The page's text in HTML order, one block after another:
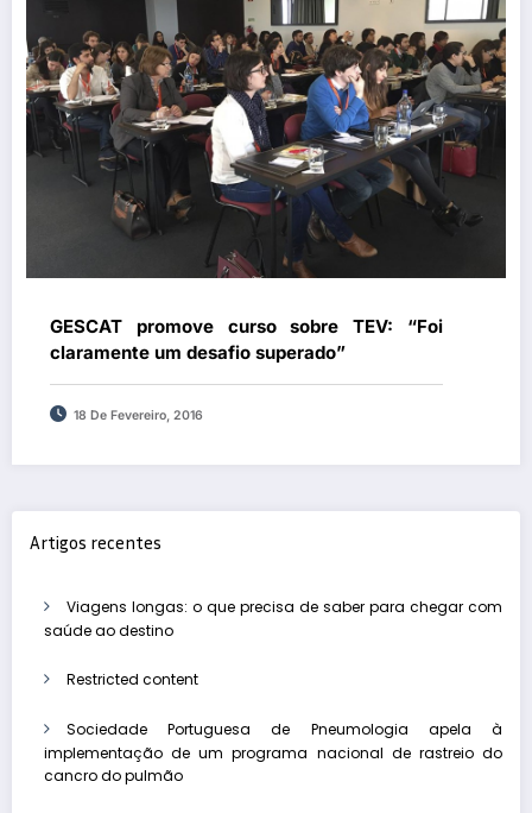
GESCAT promove curso sobre TEV: “Foi
claramente um desafio superado”
18 De Fevereiro, 2016
Artigos recentes
Viagens longas: o que precisa de saber para chegar com
saúde ao destino
Restricted content
Sociedade Portuguesa de Pneumologia apela à
implementação de um programa nacional de rastreio do
cancro do pulmão